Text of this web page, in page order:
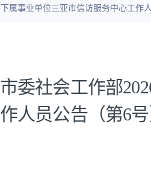
属事业单位三亚市信访服务中心工作
委社会工作部
人员公告（第6号